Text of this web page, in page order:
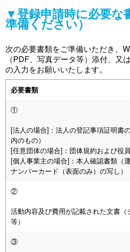
▼登録申請時に必要な
準備ください）
次の必要書類をご準備いただき、
（PDF、写真データ等）添付、又
の入力をお願いいたします。
必要書類
①
[法人の場合]：法人の登記事項証明書
内のもの）
[任意団体の場合]：団体規約および役
[個人事業主の場合]：本人確認書類（
ナンバーカード（表面のみ）の写し）
②
活動内容及び費用が記載された文書（
等）
③